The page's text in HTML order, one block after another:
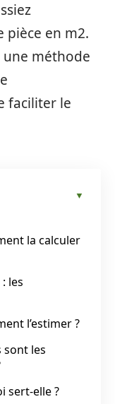
pièce en m2.
méthode
faciliter le
la calculer
les
l’estimer ?
sont les
sert-elle ?